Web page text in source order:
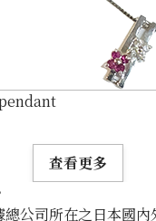
查看更多
公司所在之日本國內